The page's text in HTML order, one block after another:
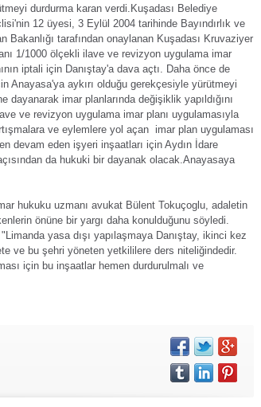
durdurma karan verdi. Kuşadası Belediye
12 üyesi, 3 Eylül 2004 tarihinde Bayındırlık ve
Bakanlığı tarafından onaylanan Kuşadası Kruvaziyer
1/1000 ölçekli ilave ve revizyon uygulama imar
iptali için Danıştay'a dava açtı. Daha önce de
Anayasa'ya aykırı olduğu gerekçesiyle yürütmeyi
imar planlarında değişiklik yapıldığını
ve revizyon uygulama imar planı uygulamasıyla
ve eylemlere yol açan imar plan uygulaması
devam eden işyeri inşaatları için Aydın İdare
da hukuki bir dayanak olacak.Anayasaya
hukuku uzmanı avukat Bülent Tokuçoglu, adaletin
önüne bir yargı daha konulduğunu söyledi.
yasa dışı yapılaşmaya Danıştay, ikinci kez
ve bu şehri yöneten yetkililere ders niteliğindedir.
için bu inşaatlar hemen durdurulmalı ve